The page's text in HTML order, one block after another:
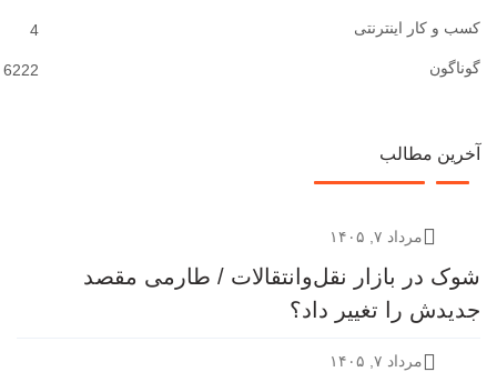
4 کسب و کار اینترنتی
6222 گوناگون
آخرین مطالب
مرداد ۷, ۱۴۰۵
شوک در بازار نقل‌وانتقالات / طارمی مقصد
جدیدش را تغییر داد؟
مرداد ۷, ۱۴۰۵